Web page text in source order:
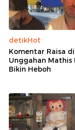
detikHot
Komentar Raisa di
Unggahan Mathis
Bikin Heboh